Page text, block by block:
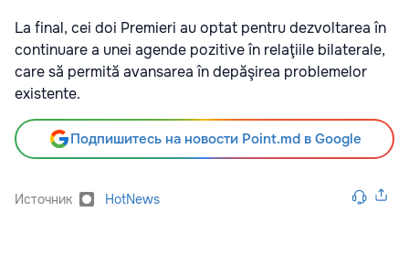
La final, cei doi Premieri au optat pentru dezvoltarea în
continuare a unei agende pozitive în relaţiile bilaterale,
care să permită avansarea în depăşirea problemelor
existente.
Подпишитесь на новости Point.md в Google
Источник HotNews